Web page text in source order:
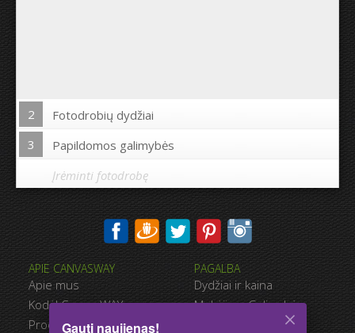
2
Fotodrobių dydžiai
3
Papildomos galimybės
Spausdinti nuotrauką drobės kraštuose:
Ne
Atstumas tarp nuotraukų:
Įrėminti fotodrobę
APIE CANVASWAY
Apie mus
Kodėl CanvasWAY
Produkto Kokybė
PAGALBA
Dydžiai ir kaina
Mokėjimo Galimybės
Gauti naujienas!